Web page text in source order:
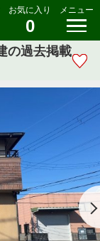
お気に入り
0
メニュー
の過去掲載